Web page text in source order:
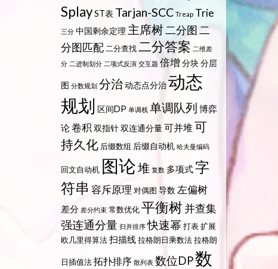
Splay ST表 Tarjan-SCC Treap Trie
三分 中国剩余定理 主席树 二分图 二
分图匹配 二分查找 二分答案 二维差
分 二进制划分 二项式反演 交互题 倍增 分块 分层
图 分数规划 分治 动态点分治 动态
规划 区间DP 单调栈 单调队列 博弈
论卷积 双指针 双连通分量 可并堆可
持久化 后缀数组 后缀自动机 哈夫曼编码
回文自动机 图论堆 复数 多项式字
符串 容斥原理 对偶图 导数 左偏树
差分 差分约束 常数优化 平衡树 并查集
强连通分量 归并排序 快速幂 打表 扩展
欧几里得算法 扫描线 拉格朗日乘数法 拉格朗
日插值法 拓扑排序 散列表 数位DP数